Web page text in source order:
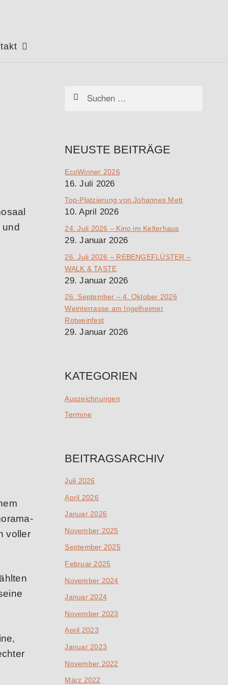
voller
NEUSTE BEITRÄGE
EcoWinner 2026
16. Juli 2026
Top-Platzierung von Johannes Mett
10. April 2026
24. Juli 2026 – Kino im Kelterhaus
29. Januar 2026
26. Juli 2026 – REBENGEFLÜSTER –
WALK & TASTE
29. Januar 2026
26. September – 4. Oktober 2026
Weinterrasse am Ingelheimer
Rotweinfest
29. Januar 2026
KATEGORIEN
Auszeichnungen
Termine
BEITRAGSARCHIV
Juli 2026
April 2026
Januar 2026
November 2025
September 2025
Februar 2025
November 2024
Januar 2024
November 2023
April 2023
Januar 2023
November 2022
März 2022